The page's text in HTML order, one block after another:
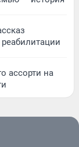
ассорти на